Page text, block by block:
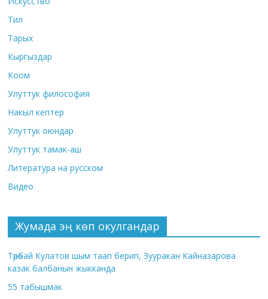
Тил
Тарых
Кыргыздар
Коом
Улуттук философия
Накыл кептер
Улуттук оюндар
Улуттук тамак-аш
Литература на русском
Видео
Жумада эң көп окулгандар
Төрөбай Кулатов шым таап берип, Зууракан Кайназарова
казак балбанын жыкканда
55 табышмак